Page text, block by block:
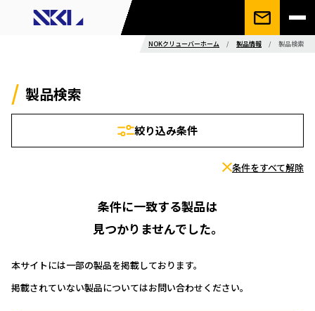
NOKクリューバーホーム / 製品情報 / 製品検索
製品検索
絞り込み条件
条件をすべて解除
条件に一致する製品は
見つかりませんでした。
本サイトには一部の製品を掲載しております。
掲載されていない製品についてはお問い合わせください。